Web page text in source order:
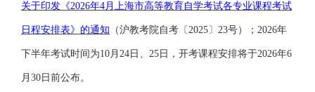
关于印发《2026年4月上海市高等教育自学考试各专业课程考试
日程安排表》的通知 （沪教考院自考〔 2025〕23号） ； 2026年
下半年考试时间为10月24日、25日，开考课程安排将于2026年6
月30日前公布。